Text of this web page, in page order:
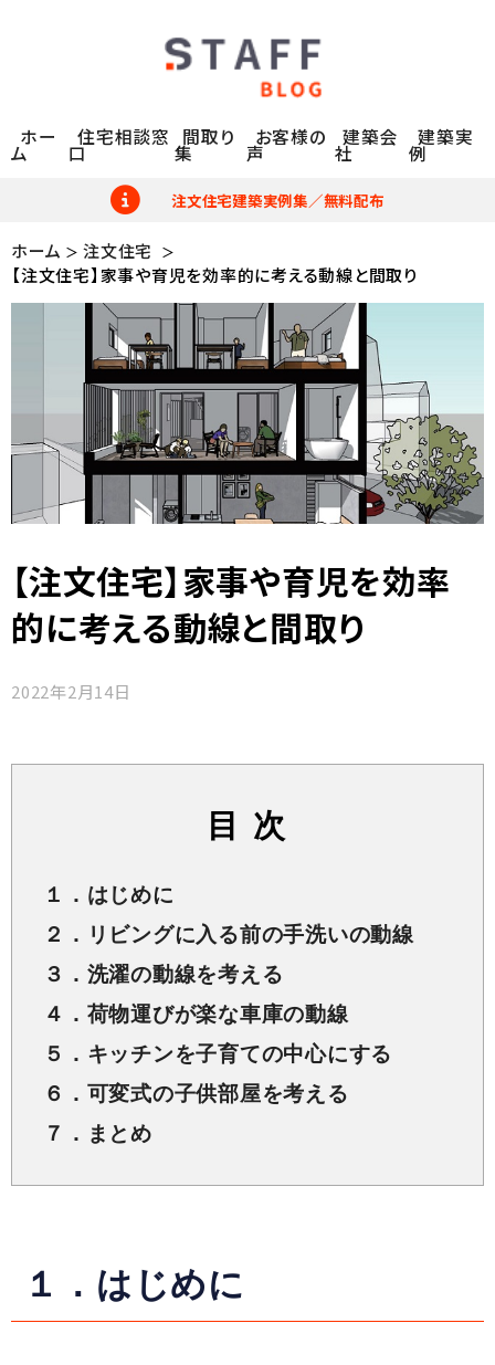
ホー
ム
住宅相談窓
口
間取り
集
お客様の
声
建築会
社
建築実
例
注文住宅建築実例集／無料配布
ホーム
注文住宅
【注文住宅】家事や育児を効率的に考える動線と間取り
【注文住宅】家事や育児を効率
的に考える動線と間取り
2022年2月14日
目 次
１．はじめに
２．リビングに入る前の手洗いの動線
３．洗濯の動線を考える
４．荷物運びが楽な車庫の動線
５．キッチンを子育ての中心にする
６．可変式の子供部屋を考える
７．まとめ
１．はじめに